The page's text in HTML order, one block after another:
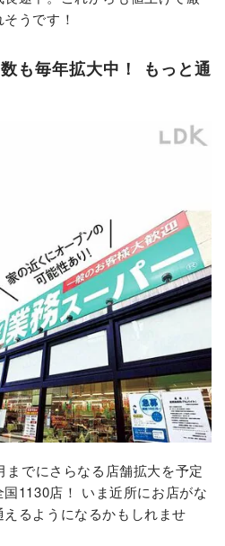
うです！
も毎年拡大中！ もっと通
でにさらなる店舗拡大を予定
1130店！ いま近所にお店がな
るようになるかもしれませ